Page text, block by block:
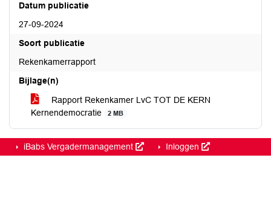
Datum publicatie
27-09-2024
Soort publicatie
Rekenkamerrapport
Bijlage(n)
Rapport Rekenkamer LvC TOT DE KERN
Kernendemocratie
2 MB
iBabs Vergadermanagement Inloggen